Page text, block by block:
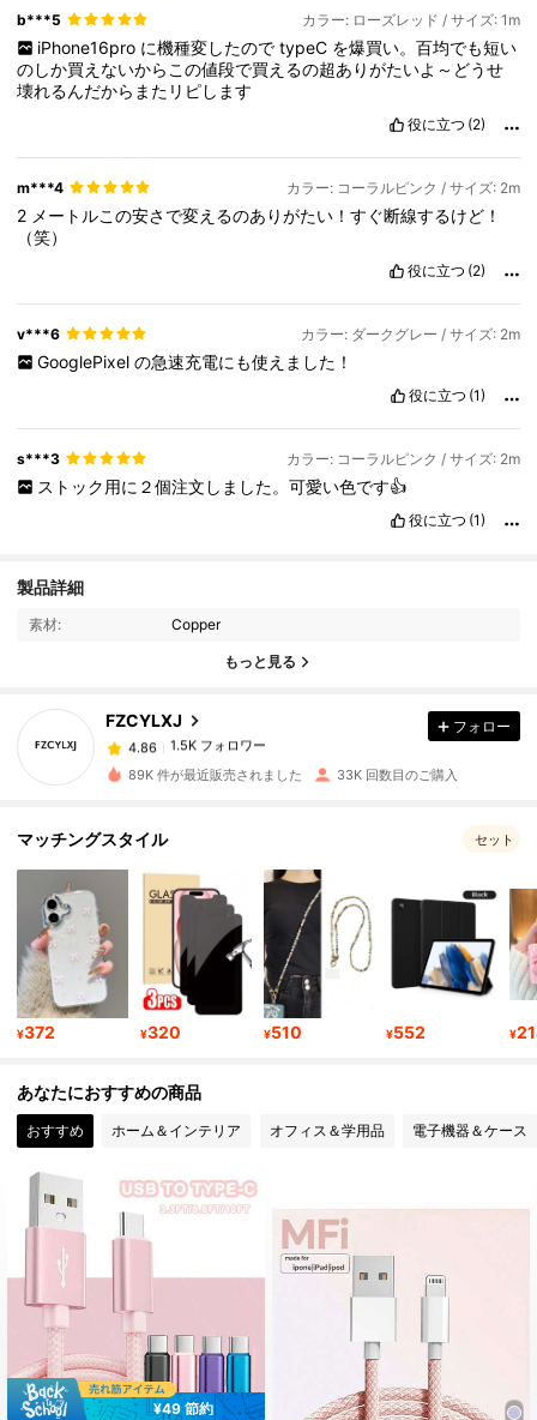
b***5 カラー: ローズレッド / サイズ: 1m
iPhone16pro に機種変したので typeC を爆買い。百均でも短い
のしか買えないからこの値段で買えるの超ありがたいよ～どうせ
壊れるんだからまたリピします
役に立つ (2)
m***4 カラー: コーラルピンク / サイズ: 2m
2 メートルこの安さで変えるのありがたい！すぐ断線するけど！
（笑）
役に立つ (2)
v***6 カラー: ダークグレー / サイズ: 2m
GooglePixel の急速充電にも使えました！
役に立つ (1)
s***3 カラー: コーラルピンク / サイズ: 2m
ストック用に２個注文しました。可愛い色です👍
役に立つ (1)
製品詳細
素材: Copper
もっと見る
FZCYLXJ
1.5K フォロワー
8***2 は11時間前に購入しました
4.86 1.5K フォロワー
1.5K フォロワー
4.86 1.5K フォロワー
4.86 1.5K フォロワー
4.86
フォロー
89K 件が最近販売されました 33K 回数目のご購入
マッチングスタイル セット
¥372 ¥320 ¥510 ¥552 ¥
あなたにおすすめの商品
おすすめ ホーム＆インテリア オフィス＆学用品 電子機器＆ケース
¥49 節約